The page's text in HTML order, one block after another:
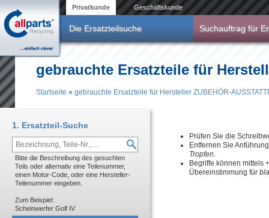
Privatkunde Geschäftskunde
Die Ersatzteilsuche Suchauftrag für
gebrauchte Ersatzteile für
Startseite » gebrauchte Ersatzteile für Hersteller ZUBEHÖR-
Prüfen Sie die
Entfernen Sie
Tropfen.
Begriffe können mittels
Übereinstimmung für
1. Ersatzteil-Suche
Bitte die Beschreibung des gesuchten
Teils oder alternativ eine Teilenummer,
einen Motor-Code, oder eine Hersteller-
Teilenummer eingeben.
Zum Beispiel:
Scheinwerfer Golf IV